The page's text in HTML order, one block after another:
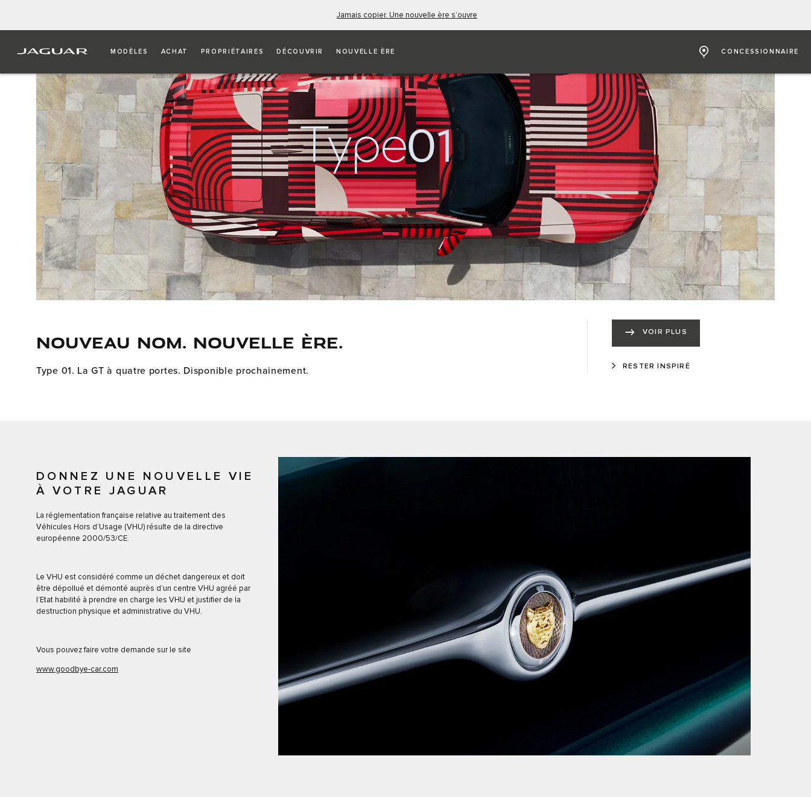
Jamais copier. Une nouvelle ère s’ouvre
MODÈLES ACHAT PROPRIÉTAIRES DÉCOUVRIR NOUVELLE ÈRE CONCESSIONNAIRE
Nouveau nom. Nouvelle ère.
Type 01. La GT à quatre portes. Disponible prochainement.
VOIR PLUS
RESTER INSPIRÉ
DONNEZ UNE NOUVELLE VIE
À VOTRE JAGUAR​
La réglementation française relative au traitement des
Véhicules Hors d’Usage (VHU) résulte de la directive
européenne 2000/53/CE.
Le VHU est considéré comme un déchet dangereux et doit
être dépollué et démonté auprès d’un centre VHU agréé par
l’Etat habilité à prendre en charge les VHU et justifier de la
destruction physique et administrative du VHU.
Vous pouvez faire votre demande sur le site
www.goodbye-car.com